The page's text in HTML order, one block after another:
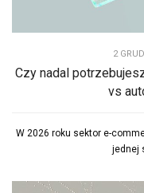
2
Czy nadal
vs
W 2026 roku sektor e-
jednej